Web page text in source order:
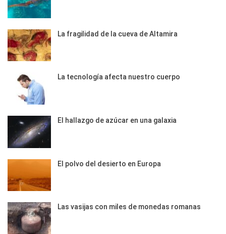
La fragilidad de la cueva de Altamira
La tecnología afecta nuestro cuerpo
El hallazgo de azúcar en una galaxia
El polvo del desierto en Europa
Las vasijas con miles de monedas romanas